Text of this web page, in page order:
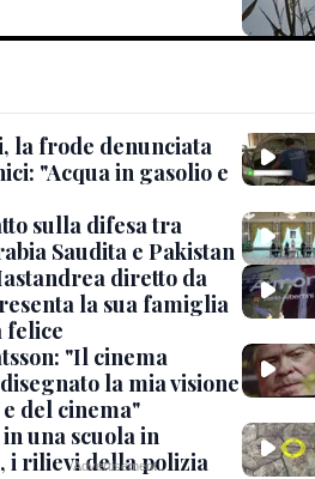
la frode denunciata
"Acqua in gasolio e
sulla difesa tra
Saudita e Pakistan
diretto da
la sua famiglia
felice
"Il cinema
la mia visione
del cinema"
una scuola in
i rilievi della polizia